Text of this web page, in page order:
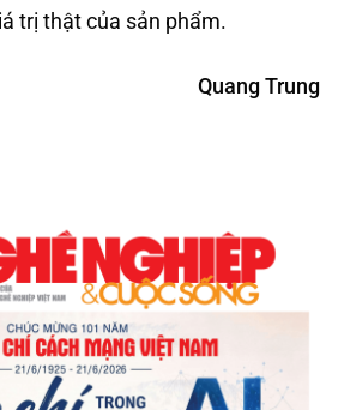
trị thật của sản phẩm.
Quang Trung